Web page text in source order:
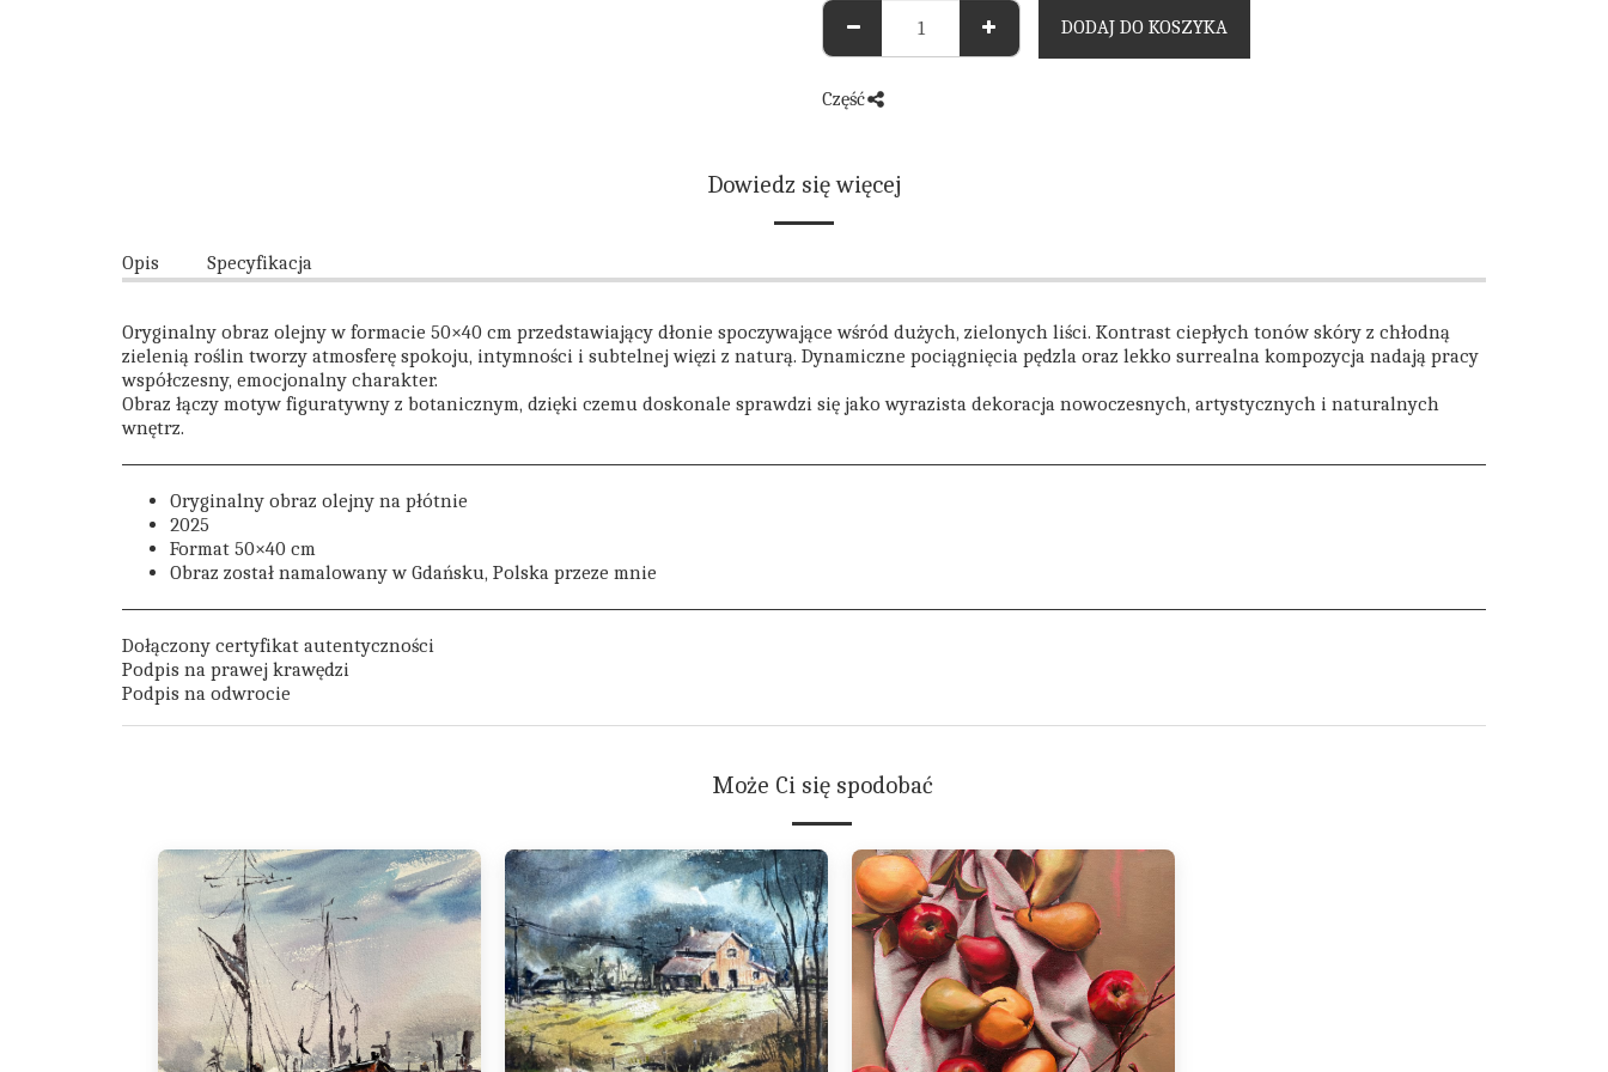
DODAJ DO KOSZYKA
Część
Dowiedz się więcej
Opis Specyfikacja
Oryginalny obraz olejny w formacie 50×40 cm przedstawiający dłonie spoczywające wśród dużych, zielonych liści. Kontrast ciepłych tonów skóry z chłodną
zielenią roślin tworzy atmosferę spokoju, intymności i subtelnej więzi z naturą. Dynamiczne pociągnięcia pędzla oraz lekko surrealna kompozycja nadają pracy
współczesny, emocjonalny charakter.
Obraz łączy motyw figuratywny z botanicznym, dzięki czemu doskonale sprawdzi się jako wyrazista dekoracja nowoczesnych, artystycznych i naturalnych
wnętrz.
Oryginalny obraz olejny na płótnie
2025
Format 50×40 cm
Obraz został namalowany w Gdańsku, Polska przeze mnie
Dołączony certyfikat autentyczności
Podpis na prawej krawędzi
Podpis na odwrocie
Może Ci się spodobać